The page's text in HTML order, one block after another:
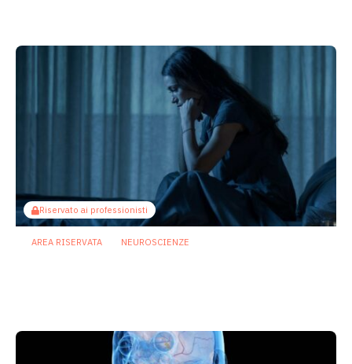
Riservato ai professionisti
AREA RISERVATA NEUROSCIENZE